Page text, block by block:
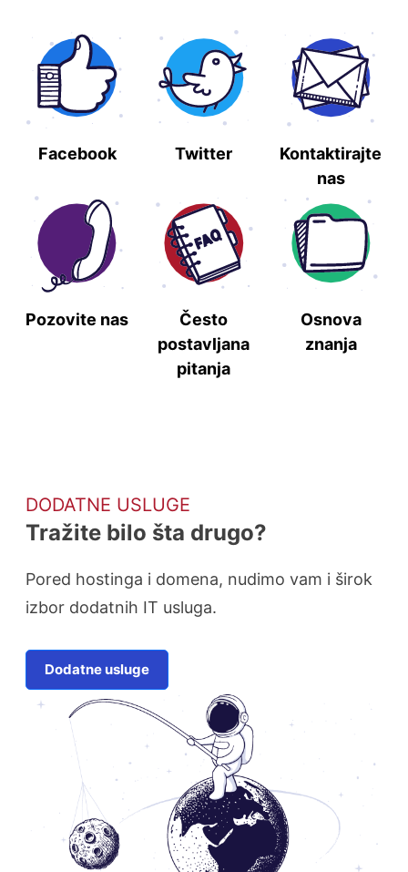
Facebook Twitter
Kontaktirajte
nas
Pozovite nas
Često
postavljana
pitanja
Osnova
znanja
DODATNE USLUGE
Tražite bilo šta drugo?
Pored hostinga i domena, nudimo vam i širok
izbor dodatnih IT usluga.
Dodatne usluge